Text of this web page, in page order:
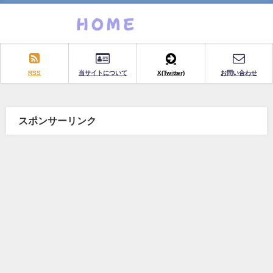
RSS 当サイトについて X(Twitter) お問い合わせ
スポンサーリンク